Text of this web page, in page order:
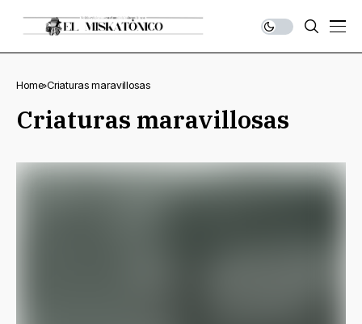
Home Criaturas maravillosas
Criaturas maravillosas